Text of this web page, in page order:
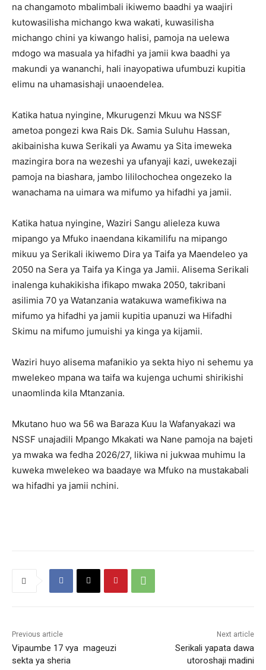
na changamoto mbalimbali ikiwemo baadhi ya waajiri
kutowasilisha michango kwa wakati, kuwasilisha
michango chini ya kiwango halisi, pamoja na uelewa
mdogo wa masuala ya hifadhi ya jamii kwa baadhi ya
makundi ya wananchi, hali inayopatiwa ufumbuzi kupitia
elimu na uhamasishaji unaoendelea.
Katika hatua nyingine, Mkurugenzi Mkuu wa NSSF
ametoa pongezi kwa Rais Dk. Samia Suluhu Hassan,
akibainisha kuwa Serikali ya Awamu ya Sita imeweka
mazingira bora na wezeshi ya ufanyaji kazi, uwekezaji
pamoja na biashara, jambo lililochochea ongezeko la
wanachama na uimara wa mifumo ya hifadhi ya jamii.
Katika hatua nyingine, Waziri Sangu alieleza kuwa
mipango ya Mfuko inaendana kikamilifu na mipango
mikuu ya Serikali ikiwemo Dira ya Taifa ya Maendeleo ya
2050 na Sera ya Taifa ya Kinga ya Jamii. Alisema Serikali
inalenga kuhakikisha ifikapo mwaka 2050, takribani
asilimia 70 ya Watanzania watakuwa wamefikiwa na
mifumo ya hifadhi ya jamii kupitia upanuzi wa Hifadhi
Skimu na mifumo jumuishi ya kinga ya kijamii.
Waziri huyo alisema mafanikio ya sekta hiyo ni sehemu ya
mwelekeo mpana wa taifa wa kujenga uchumi shirikishi
unaomlinda kila Mtanzania.
Mkutano huo wa 56 wa Baraza Kuu la Wafanyakazi wa
NSSF unajadili Mpango Mkakati wa Nane pamoja na bajeti
ya mwaka wa fedha 2026/27, likiwa ni jukwaa muhimu la
kuweka mwelekeo wa baadaye wa Mfuko na mustakabali
wa hifadhi ya jamii nchini.
Previous article
Vipaumbe 17 vya mageuzi
sekta ya sheria
Next article
Serikali yapata dawa
utoroshaji madini